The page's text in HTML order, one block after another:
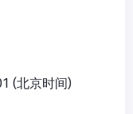
(北京时间)